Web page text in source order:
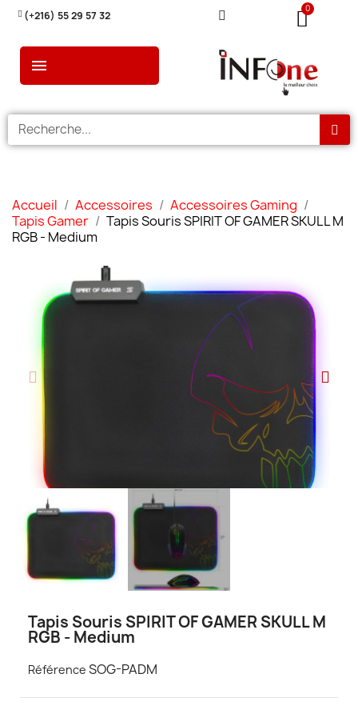
(+216) 55 29 57 32
Accueil Accessoires
Accessoires Gaming
Tapis Gamer
Tapis Souris SPIRIT OF GAMER SKULL M
RGB - Medium
Tapis Souris SPIRIT OF GAMER SKULL M
RGB - Medium
Référence SOG-PADM